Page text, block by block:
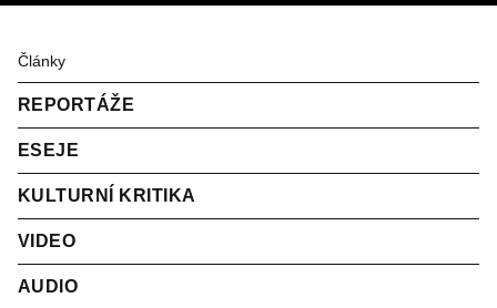
Články
REPORTÁŽE
ESEJE
KULTURNÍ KRITIKA
VIDEO
AUDIO